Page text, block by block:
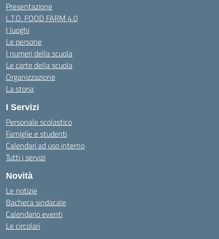
Presentazione
L.T.O. FOOD FARM 4.0
I luoghi
Le persone
I numeri della scuola
Le carte della scuola
Organizzazione
La storia
I Servizi
Personale scolastico
Famiglie e studenti
Calendari ad uso interno
Tutti i servizi
Novità
Le notizie
Bacheca sindacale
Calendario eventi
Le circolari